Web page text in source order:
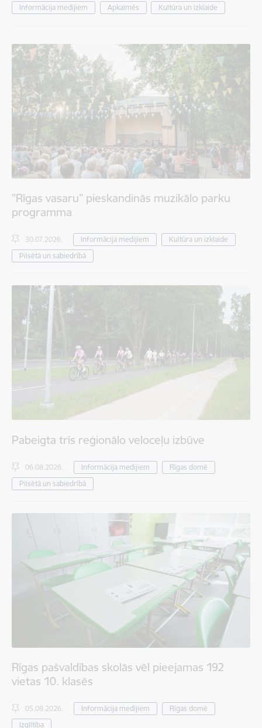
Informācija medijiem Apkaimēs Kultūra un izklaide
”Rīgas vasaru” pieskandinās muzikālo parku
programma
30.07.2026. Informācija medijiem
Kultūra un izklaide
Pilsētā un sabiedrībā
Pabeigta trīs reģionālo veloceļu izbūve
06.08.2026. Informācija medijiem
Rīgas domē
Pilsētā un sabiedrībā
Rīgas pašvaldības skolās vēl pieejamas 192
vietas 10. klasēs
05.08.2026. Informācija medijiem
Rīgas domē
Izglītība